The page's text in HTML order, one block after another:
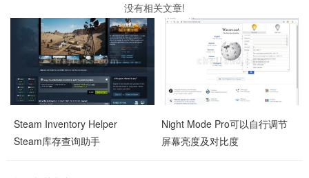
没有相关文章!
Steam Inventory Helper
Steam库存查询助手
Night Mode Pro可以自行调节
屏幕亮度及对比度